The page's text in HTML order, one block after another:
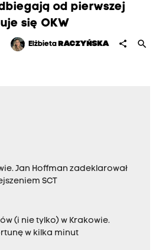
od pierwszej
się OKW
Elżbieta RACZYŃSKA share search
Jan Hoffman zadeklarował
SCT
(i nie tylko) w Krakowie.
w kilka minut